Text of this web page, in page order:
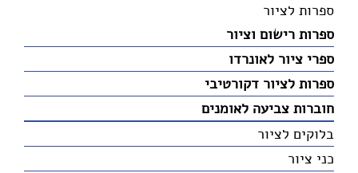
ספרות לציור
ספרות רישום וציור
ספרי ציור לאונרדו
ספרות לציור דקורטיבי
חוברות צביעה לאומנים
בלוקים לציור
כני ציור